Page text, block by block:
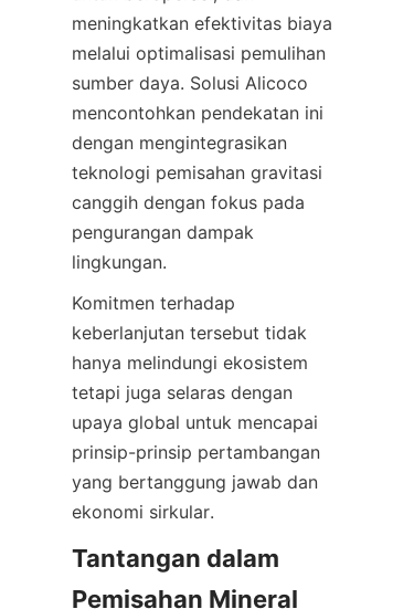
meningkatkan efektivitas biaya
melalui optimalisasi pemulihan
sumber daya. Solusi Alicoco
mencontohkan pendekatan ini
dengan mengintegrasikan
teknologi pemisahan gravitasi
canggih dengan fokus pada
pengurangan dampak
Komitmen terhadap
keberlanjutan tersebut tidak
hanya melindungi ekosistem
tetapi juga selaras dengan
upaya global untuk mencapai
prinsip-prinsip pertambangan
yang bertanggung jawab dan
Tantangan dalam
Pemisahan Mineral